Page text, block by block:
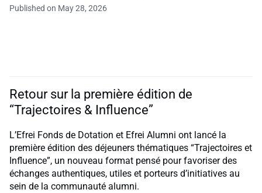
Published on May 28, 2026
Retour sur la première édition de
“Trajectoires & Influence”
L’Efrei Fonds de Dotation et Efrei Alumni ont lancé la
première édition des déjeuners thématiques “Trajectoires et
Influence”, un nouveau format pensé pour favoriser des
échanges authentiques, utiles et porteurs d’initiatives au
sein de la communauté alumni.